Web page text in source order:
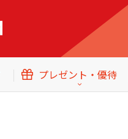
プレゼント・優待
国内ドラマ